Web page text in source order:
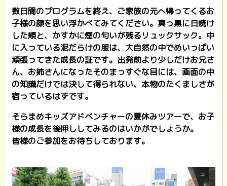
数日間のプログラムを終え、ご家族の元へ帰ってくるお
子様の顔を思い浮かべてみてください。真っ黒に日焼け
した頬と、かすかに煙の匂いが残るリュックサック。中
に入っている泥だらけの服は、大自然の中でめいっぱい
頑張ってきた成長の証です。出発前より少しだけお兄さ
ん、お姉さんになったそのまっすぐな目には、画面の中
の知識だけでは決して得られない、本物のたくましさが
宿っているはずです。
そらまめキッズアドベンチャーの夏休みツアーで、お子
様の成長を後押ししてみるのはいかがでしょうか。
皆様のご参加をお待ちしております。